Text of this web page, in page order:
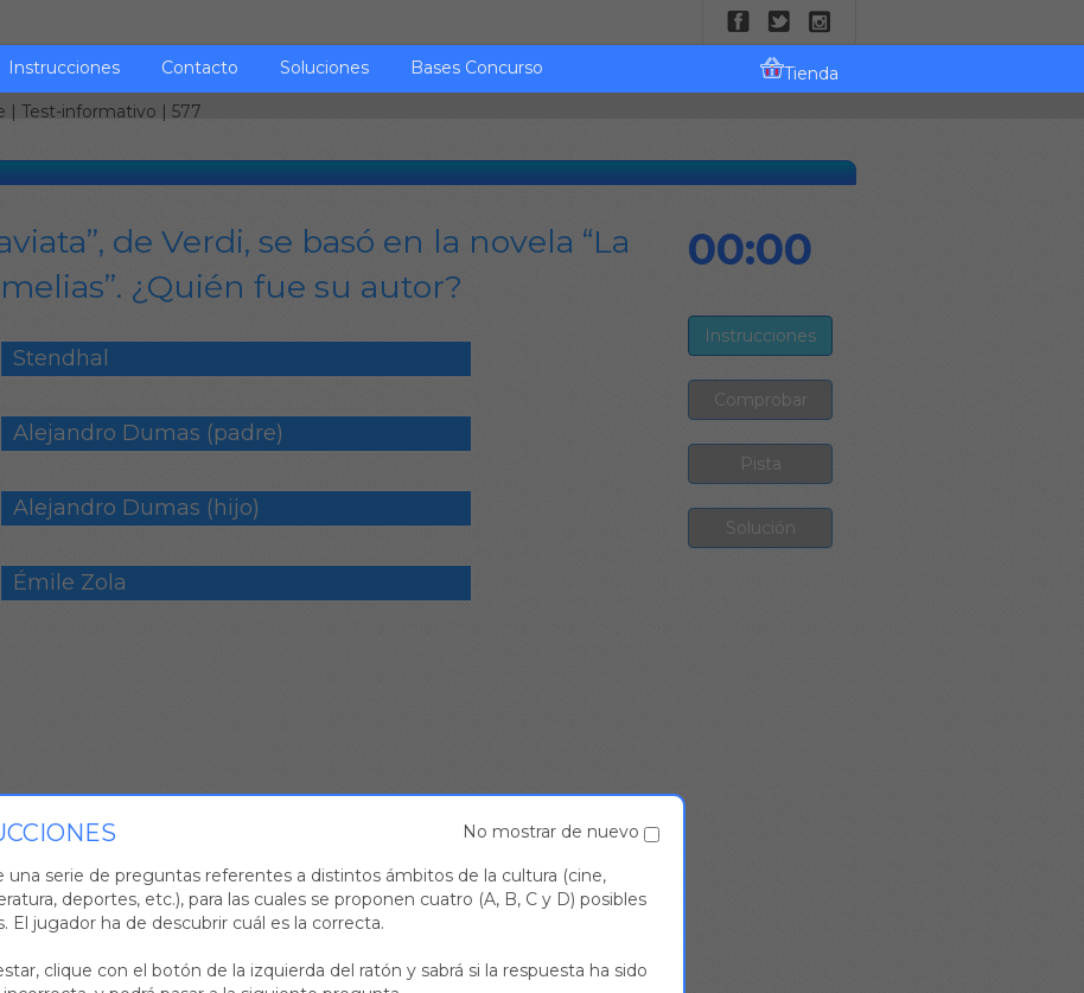
Instrucciones Contacto Soluciones Bases Concurso
Tienda
| Test-informativo | 577
de Verdi, se basó en la novela “La
¿Quién fue su autor?
Stendhal
Alejandro Dumas (padre)
Alejandro Dumas (hijo)
Émile Zola
00:00
No mostrar de nuevo
una serie de preguntas referentes a distintos ámbitos de la cultura (cine,
deportes, etc.), para las cuales se proponen cuatro (A, B, C y D) posibles
El jugador ha de descubrir cuál es la correcta.
clique con el botón de la izquierda del ratón y sabrá si la respuesta ha sido